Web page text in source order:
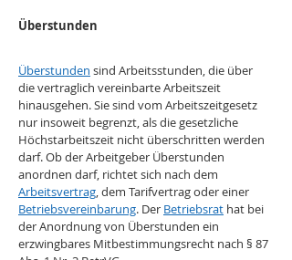
Überstunden
Überstunden sind Arbeitsstunden, die über
die vertraglich vereinbarte Arbeitszeit
hinausgehen. Sie sind vom Arbeitszeitgesetz
nur insoweit begrenzt, als die gesetzliche
Höchstarbeitszeit nicht überschritten werden
darf. Ob der Arbeitgeber Überstunden
anordnen darf, richtet sich nach dem
Arbeitsvertrag, dem Tarifvertrag oder einer
Betriebsvereinbarung. Der Betriebsrat hat bei
der Anordnung von Überstunden ein
erzwingbares Mitbestimmungsrecht nach § 87